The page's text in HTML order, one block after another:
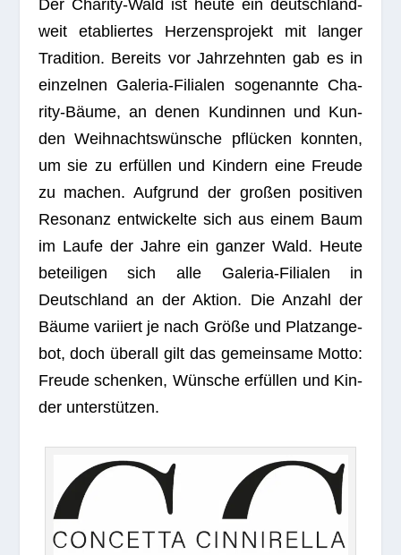
Der Cha­rity-Wald ist heute ein deutsch­land­
weit eta­blier­tes Her­zens­pro­jekt mit lan­ger
Tra­di­tion. Bereits vor Jahr­zehn­ten gab es in
ein­zel­nen Gale­ria-Filia­len soge­nannte Cha­
rity-Bäume, an denen Kun­din­nen und Kun­
den Weih­nachts­wün­sche pflü­cken konn­ten,
um sie zu erfül­len und Kin­dern eine Freude
zu machen. Auf­grund der gro­ßen posi­ti­ven
Reso­nanz ent­wi­ckelte sich aus einem Baum
im Laufe der Jahre ein gan­zer Wald. Heute
betei­li­gen sich alle Gale­ria-Filia­len in
Deutsch­land an der Aktion. Die Anzahl der
Bäume vari­iert je nach Größe und Platz­an­ge­
bot, doch über­all gilt das gemein­same Motto:
Freude schen­ken, Wün­sche erfül­len und Kin­
der unterstützen.